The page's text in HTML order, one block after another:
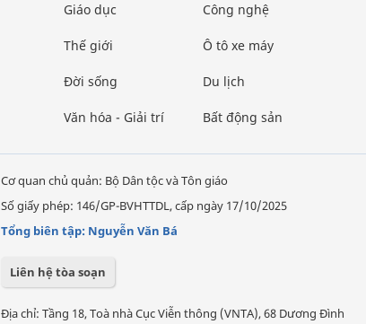
Giáo dục
Thế giới
Đời sống
Văn hóa - Giải trí
Công nghệ
Ô tô xe máy
Du lịch
Bất động sản
Cơ quan chủ quản: Bộ Dân tộc và Tôn giáo
Số giấy phép: 146/GP-BVHTTDL, cấp ngày 17/10/2025
Tổng biên tập: Nguyễn Văn Bá
Liên hệ tòa soạn
Địa chỉ: Tầng 18, Toà nhà Cục Viễn thông (VNTA), 68 Dương Đình